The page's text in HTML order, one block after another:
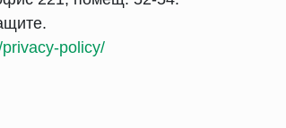
policy/